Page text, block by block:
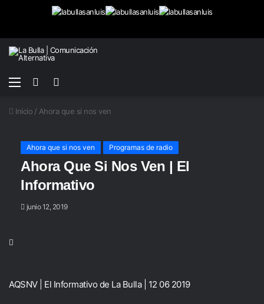
Menú
Buscar
Inicio / Ahora que si nos ven
Ahora que si nos ven Programas de radio
Ahora Que Si Nos Ven | El
Informativo
junio 12, 2019
AQSNV | El Informativo de La Bulla | 12 06 2019